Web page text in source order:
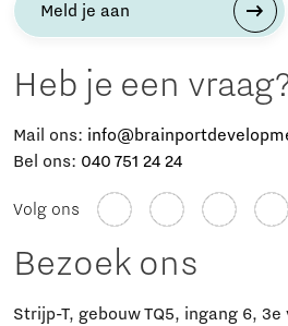
Meld je aan
Heb je een
Mail ons:
Bel ons: 040 751 24 24
Volg ons
Bezoek ons
Strijp-T, gebouw TQ5, ingang 6,